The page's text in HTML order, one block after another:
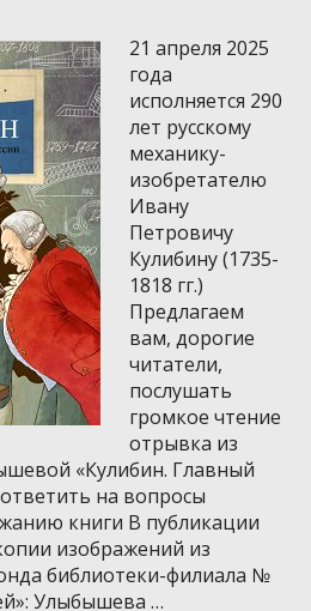
21 апреля 2025
года
исполняется 290
лет русскому
механику-
изобретателю
Ивану
Петровичу
Кулибину (1735-
1818 гг.)
Предлагаем
вам, дорогие
читатели,
послушать
громкое чтение
отрывка из
«Кулибин. Главный
на вопросы
книги В публикации
изображений из
библиотеки-филиала №
Улыбышева …